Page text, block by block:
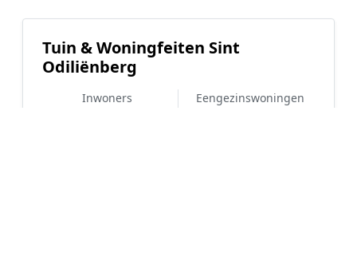
Tuin & Woningfeiten Sint
Odiliënberg
Inwoners Eengezinswoningen